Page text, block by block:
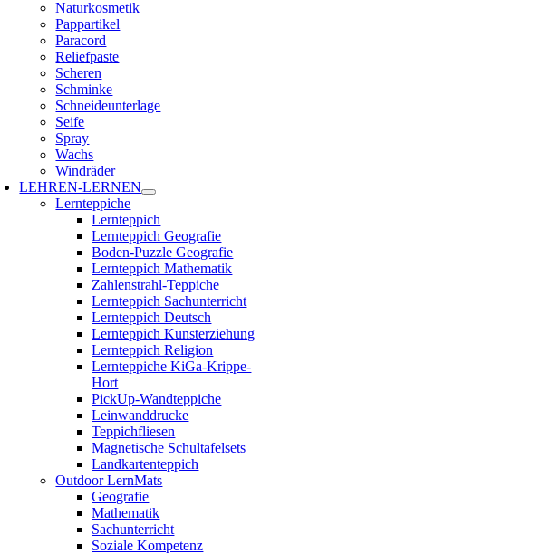
Naturkosmetik
Pappartikel
Paracord
Reliefpaste
Scheren
Schminke
Schneideunterlage
Seife
Spray
Wachs
Windräder
LEHREN-LERNEN
Lernteppiche
Lernteppich
Lernteppich Geografie
Boden-Puzzle Geografie
Lernteppich Mathematik
Zahlenstrahl-Teppiche
Lernteppich Sachunterricht
Lernteppich Deutsch
Lernteppich Kunsterziehung
Lernteppich Religion
Lernteppiche KiGa-Krippe-
Hort
PickUp-Wandteppiche
Leinwanddrucke
Teppichfliesen
Magnetische Schultafelsets
Landkartenteppich
Outdoor LernMats
Geografie
Mathematik
Sachunterricht
Soziale Kompetenz